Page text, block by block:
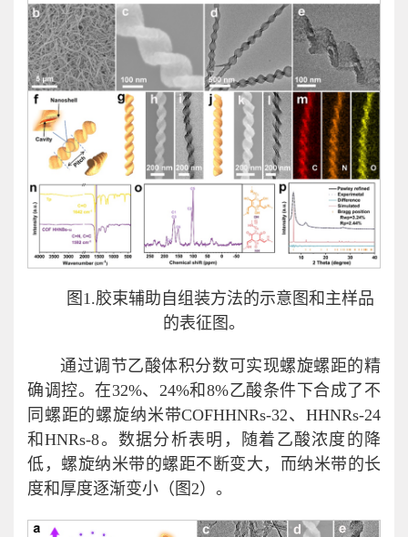
图1.胶束辅助自组装方法的示意图和主样品
的表征图。
通过调节乙酸体积分数可实现螺旋螺距的精
确调控。在32%、24%和8%乙酸条件下合成了不
同螺距的螺旋纳米带COFHHNRs-32、HHNRs-24
和HNRs-8。数据分析表明，随着乙酸浓度的降
低，螺旋纳米带的螺距不断变大，而纳米带的长
度和厚度逐渐变小（图2）。